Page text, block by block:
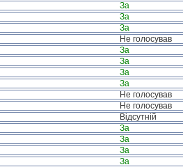
За
За
За
Не голосував
За
За
За
За
Не голосував
Не голосував
Відсутній
За
За
За
За